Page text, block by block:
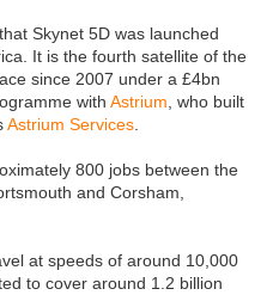
Skynet 5D was launched
It is the fourth satellite of the
since 2007 under a £4bn
with Astrium , who built
Astrium Services
800 jobs between the
and Corsham,
at speeds of around 10,000
to cover around 1.2 billion